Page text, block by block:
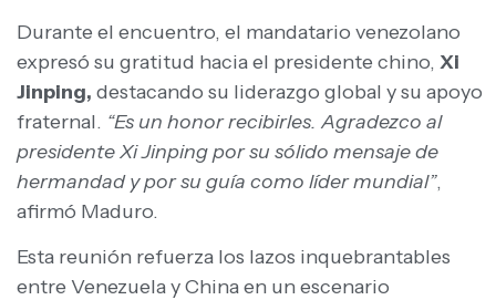
Durante el encuentro, el mandatario venezolano
expresó su gratitud hacia el presidente chino, Xi
Jinping, destacando su liderazgo global y su apoyo
fraternal. “Es un honor recibirles. Agradezco al
presidente Xi Jinping por su sólido mensaje de
hermandad y por su guía como líder mundial”,
afirmó Maduro.
Esta reunión refuerza los lazos inquebrantables
entre Venezuela y China en un escenario